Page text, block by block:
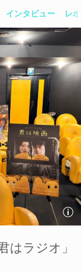
インタビュー レ
はラジオ」